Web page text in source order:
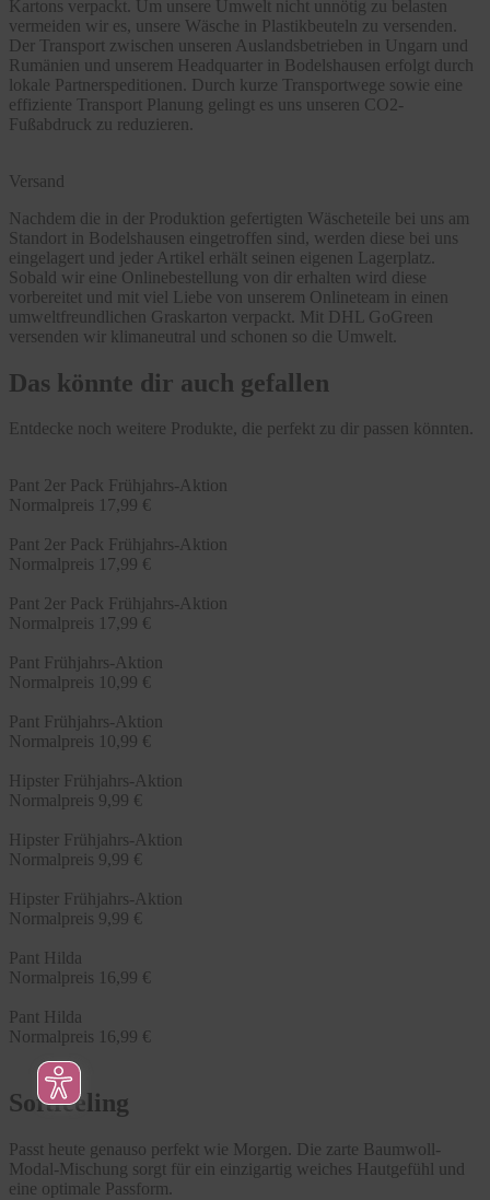
Kartons verpackt. Um unsere Umwelt nicht unnötig zu belasten
vermeiden wir es, unsere Wäsche in Plastikbeuteln zu versenden.
Der Transport zwischen unseren Auslandsbetrieben in Ungarn und
Rumänien und unserem Headquarter in Bodelshausen erfolgt durch
lokale Partnerspeditionen. Durch kurze Transportwege sowie eine
effiziente Transport Planung gelingt es uns unseren CO2-
Fußabdruck zu reduzieren.
Versand
Nachdem die in der Produktion gefertigten Wäscheteile bei uns am
Standort in Bodelshausen eingetroffen sind, werden diese bei uns
eingelagert und jeder Artikel erhält seinen eigenen Lagerplatz.
Sobald wir eine Onlinebestellung von dir erhalten wird diese
vorbereitet und mit viel Liebe von unserem Onlineteam in einen
umweltfreundlichen Graskarton verpackt. Mit DHL GoGreen
versenden wir klimaneutral und schonen so die Umwelt.
Das könnte dir auch gefallen
Entdecke noch weitere Produkte, die perfekt zu dir passen könnten.
Pant 2er Pack Frühjahrs-Aktion
Normalpreis 17,99 €
Pant 2er Pack Frühjahrs-Aktion
Normalpreis 17,99 €
Pant 2er Pack Frühjahrs-Aktion
Normalpreis 17,99 €
Pant Frühjahrs-Aktion
Normalpreis 10,99 €
Pant Frühjahrs-Aktion
Normalpreis 10,99 €
Hipster Frühjahrs-Aktion
Normalpreis 9,99 €
Hipster Frühjahrs-Aktion
Normalpreis 9,99 €
Hipster Frühjahrs-Aktion
Normalpreis 9,99 €
Pant Hilda
Normalpreis 16,99 €
Pant Hilda
Normalpreis 16,99 €
Softfeeling
Passt heute genauso perfekt wie Morgen. Die zarte Baumwoll-
Modal-Mischung sorgt für ein einzigartig weiches Hautgefühl und
eine optimale Passform.